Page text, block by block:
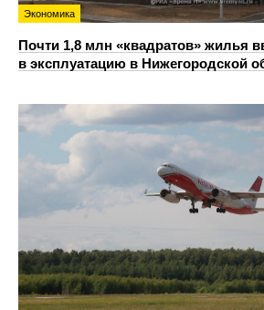
Экономика
Почти 1,8 млн «квадратов» жилья
в эксплуатацию в Нижегородской